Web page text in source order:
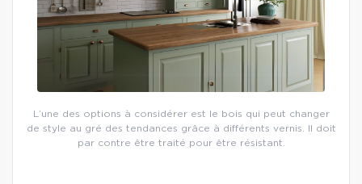
L’une des options à considérer est le bois qui peut changer
de style au gré des tendances grâce à différents vernis. Il doit
par contre être traité pour être résistant.